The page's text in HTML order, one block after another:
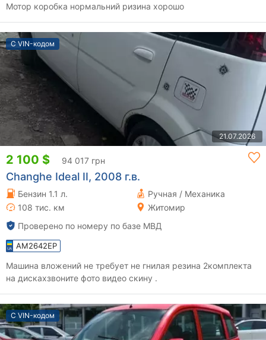
Мотор коробка нормальний ризина хорошо
С VIN-кодом
21.07.2026
2 100 $ 94 017 грн
Changhe Ideal II, 2008 г.в.
Бензин 1.1 л.
Ручная / Механика
108 тис. км
Житомир
Проверено по номеру по базе МВД
AM2642EP
Машина вложений не требует не гнилая резина 2комплекта
на дискахзвоните фото видео скину .
С VIN-кодом